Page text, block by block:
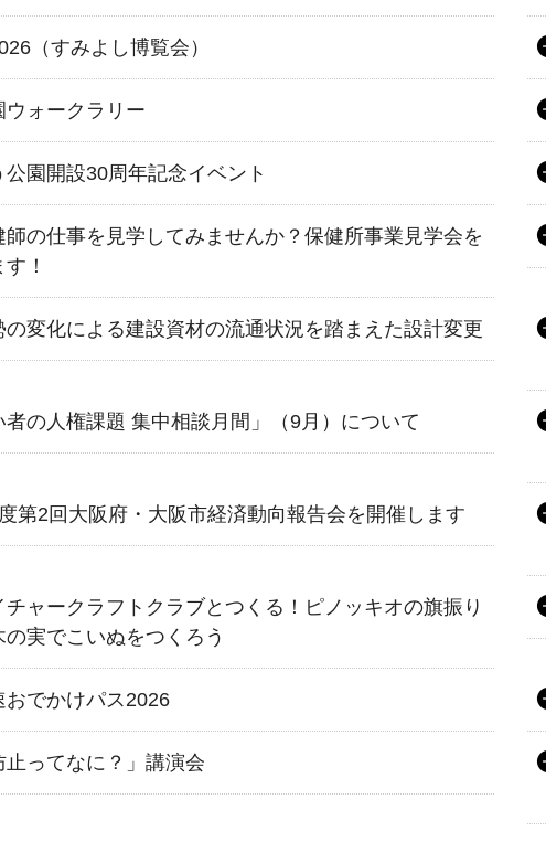
（すみよし博覧会）
ウォークラリー
公園開設30周年記念イベント
師の仕事を見学してみませんか？保健所事業見学会を
！
の変化による建設資材の流通状況を踏まえた設計変更
者の人権課題 集中相談月間」（9月）について
第2回大阪府・大阪市経済動向報告会を開催します
チャークラフトクラブとつくる！ピノッキオの旗振り
の実でこいぬをつくろう
おでかけパス2026
止ってなに？」講演会